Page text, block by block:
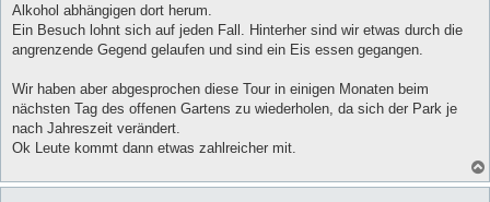
Alkohol abhängigen dort herum.
Ein Besuch lohnt sich auf jeden Fall. Hinterher sind wir etwas durch die
angrenzende Gegend gelaufen und sind ein Eis essen gegangen.
Wir haben aber abgesprochen diese Tour in einigen Monaten beim
nächsten Tag des offenen Gartens zu wiederholen, da sich der Park je
nach Jahreszeit verändert.
Ok Leute kommt dann etwas zahlreicher mit.